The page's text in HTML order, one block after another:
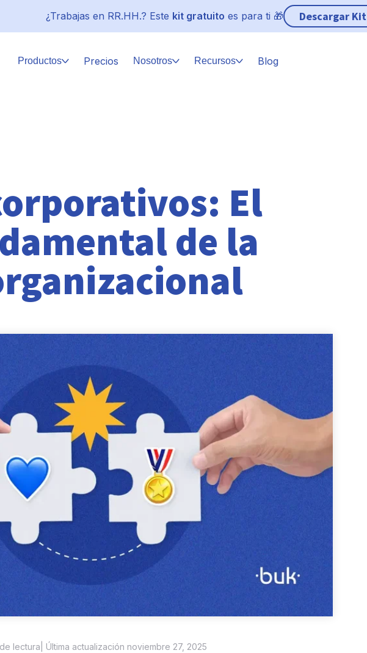
¿Trabajas en RR.HH.? Este kit gratuito es para ti 🎁 Descargar Kit
Productos Precios Nosotros Recursos Blog
El
de la
lectura | Última actualización noviembre 27, 2025